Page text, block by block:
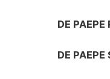
DE PAEPE
DE PAEPE